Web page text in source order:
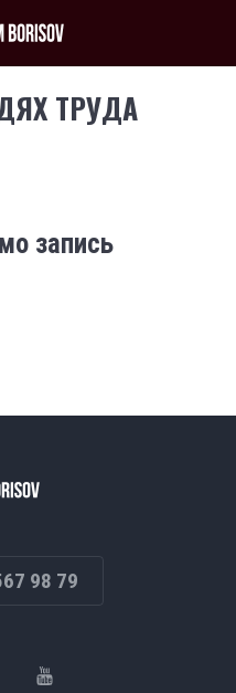
ТРУДА
запись
98 79